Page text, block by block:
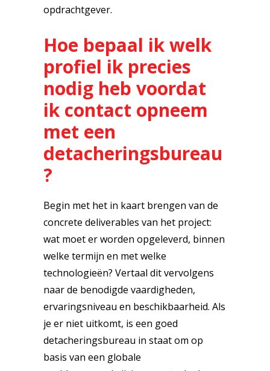
opdrachtgever.
Hoe bepaal ik welk
profiel ik precies
nodig heb voordat
ik contact opneem
met een
detacheringsbureau
?
Begin met het in kaart brengen van de
concrete deliverables van het project:
wat moet er worden opgeleverd, binnen
welke termijn en met welke
technologieën? Vertaal dit vervolgens
naar de benodigde vaardigheden,
ervaringsniveau en beschikbaarheid. Als
je er niet uitkomt, is een goed
detacheringsbureau in staat om op
basis van een globale